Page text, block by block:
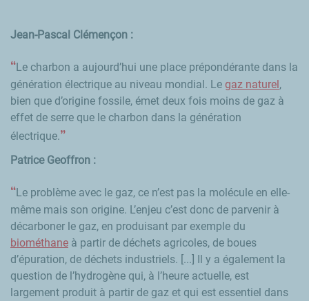
Jean-Pascal Clémençon :
Le charbon a aujourd’hui une place prépondérante dans la
génération électrique au niveau mondial. Le gaz naturel,
bien que d’origine fossile, émet deux fois moins de gaz à
effet de serre que le charbon dans la génération
électrique.
Patrice Geoffron :
Le problème avec le gaz, ce n’est pas la molécule en elle-
même mais son origine. L’enjeu c’est donc de parvenir à
décarboner le gaz, en produisant par exemple du
biométhane à partir de déchets agricoles, de boues
d’épuration, de déchets industriels. [...] Il y a également la
question de l’hydrogène qui, à l’heure actuelle, est
largement produit à partir de gaz et qui est essentiel dans